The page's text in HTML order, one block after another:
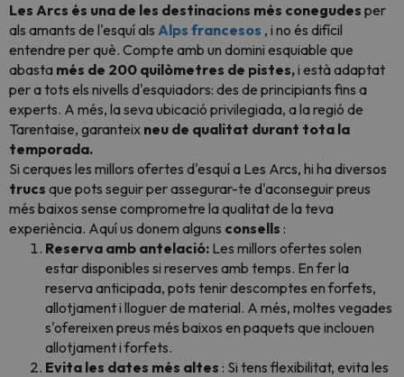
Les Arcs és una de les destinacions més conegudes per
als amants de l'esquí als Alps francesos , i no és difícil
entendre per què. Compte amb un domini esquiable que
abasta més de 200 quilòmetres de pistes,i està adaptat
per a tots els nivells d'esquiadors: des de principiants fins a
experts. A més, la seva ubicació privilegiada, a la regió de
Tarentaise, garanteix neu de qualitat durant tota la
temporada.
Si cerques les millors ofertes d'esquí a Les Arcs, hi ha diversos
trucs que pots seguir per assegurar-te d'aconseguir preus
més baixos sense comprometre la qualitat de la teva
experiència. Aquí us donem alguns consells :
Reserva amb antelació: Les millors ofertes solen
estar disponibles si reserves amb temps. En fer la
reserva anticipada, pots tenir descomptes en forfets,
allotjament i lloguer de material. A més, moltes vegades
s'ofereixen preus més baixos en paquets que inclouen
allotjament i forfets.
Evita les dates més altes : Si tens flexibilitat, evita les